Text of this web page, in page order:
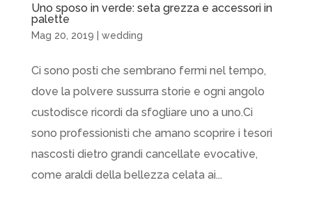
Uno sposo in verde: seta grezza e accessori in
palette
Mag 20, 2019 wedding
Ci sono posti che sembrano fermi nel tempo,
dove la polvere sussurra storie e ogni angolo
custodisce ricordi da sfogliare uno a uno.Ci
sono professionisti che amano scoprire i tesori
nascosti dietro grandi cancellate evocative,
come araldi della bellezza celata ai...